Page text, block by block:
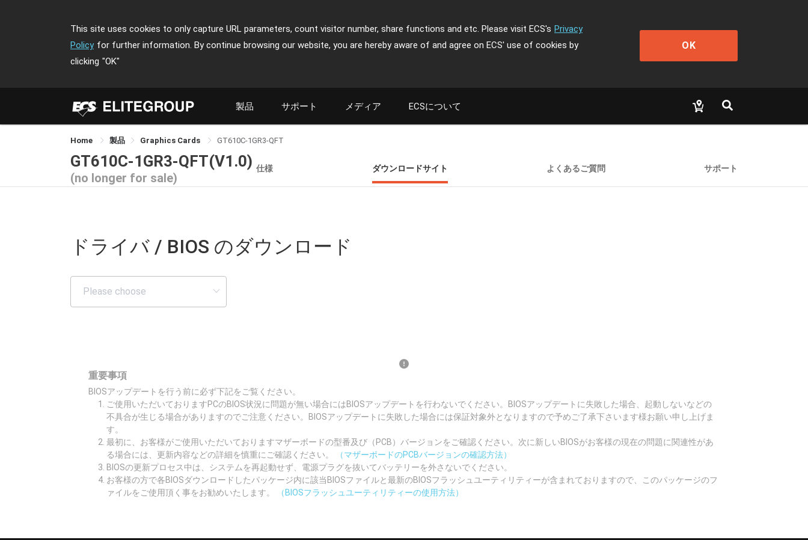
This site uses cookies to only capture URL parameters, count visitor number, share functions and etc. Please visit ECS's Privacy
Policy for further information. By continue browsing our website, you are hereby aware of and agree on ECS' use of cookies by
clicking "OK"
OK
製品 サポート メディア ECSについて
Home 製品 Graphics Cards GT610C-1GR3-QFT
GT610C-1GR3-QFT(V1.0)
(no longer for sale)
仕様 ダウンロードサイト よくあるご質問 サポート
ドライバ / BIOS のダウンロード
重要事項
BIOSアップデートを行う前に必ず下記をご覧ください。
ご使用いただいておりますPCのBIOS状況に問題が無い場合にはBIOSアップデートを行わないでください。BIOSアップデートに失敗した場合、起動しないなどの
不具合が生じる場合がありますのでご注意ください。BIOSアップデートに失敗した場合には保証対象外となりますので予めご了承下さいます様お願い申し上げま
す。
最初に、お客様がご使用いただいておりますマザーボードの型番及び（PCB）バージョンをご確認ください。次に新しいBIOSがお客様の現在の問題に関連性があ
る場合には、更新内容などの詳細を慎重にご確認ください。
（マザーボードのPCBバージョンの確認方法）
BIOSの更新プロセス中は、システムを再起動せず、電源プラグを抜いてバッテリーを外さないでください。
お客様の方で各BIOSダウンロードしたパッケージ内に該当BIOSファイルと最新のBIOSフラッシュユーティリティーが含まれておりますので、このパッケージのフ
ァイルをご使用頂く事をお勧めいたします。
（BIOSフラッシュユーティリティーの使用方法）